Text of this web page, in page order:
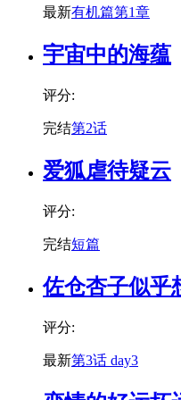
最新有机篇第1章
宇宙中的海蕴
评分:
完结第2话
爱狐虐待疑云
评分:
完结短篇
佐仓杏子似乎
评分:
最新第3话 day3